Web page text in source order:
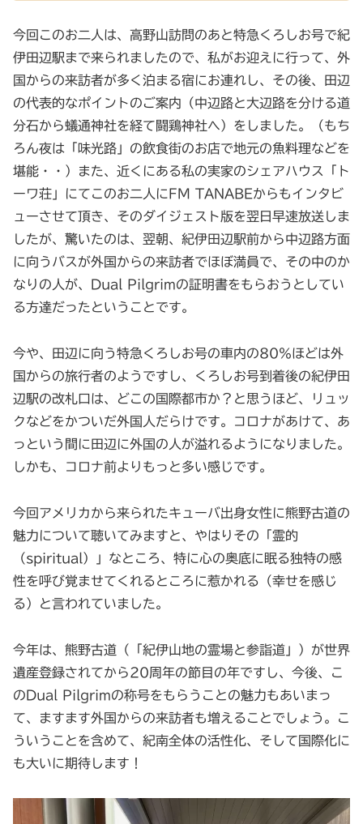
今回このお二人は、高野山訪問のあと特急くろしお号で紀
伊田辺駅まで来られましたので、私がお迎えに行って、外
国からの来訪者が多く泊まる宿にお連れし、その後、田辺
の代表的なポイントのご案内（中辺路と大辺路を分ける道
分石から蟻通神社を経て闘鶏神社へ）をしました。（もち
ろん夜は「味光路」の飲食街のお店で地元の魚料理などを
堪能・・）また、近くにある私の実家のシェアハウス「ト
ーワ荘」にてこのお二人にFM TANABEからもインタビ
ューさせて頂き、そのダイジェスト版を翌日早速放送しま
したが、驚いたのは、翌朝、紀伊田辺駅前から中辺路方面
に向うバスが外国からの来訪者でほぼ満員で、その中のか
なりの人が、Dual Pilgrimの証明書をもらおうとしてい
る方達だったということです。
今や、田辺に向う特急くろしお号の車内の80％ほどは外
国からの旅行者のようですし、くろしお号到着後の紀伊田
辺駅の改札口は、どこの国際都市か？と思うほど、リュッ
クなどをかついだ外国人だらけです。コロナがあけて、あ
っという間に田辺に外国の人が溢れるようになりました。
しかも、コロナ前よりもっと多い感じです。
今回アメリカから来られたキューバ出身女性に熊野古道の
魅力について聴いてみますと、やはりその「霊的
（spiritual）」なところ、特に心の奥底に眠る独特の感
性を呼び覚ませてくれるところに惹かれる（幸せを感じ
る）と言われていました。
今年は、熊野古道（「紀伊山地の霊場と参詣道」）が世界
遺産登録されてから20周年の節目の年ですし、今後、こ
のDual Pilgrimの称号をもらうことの魅力もあいまっ
て、ますます外国からの来訪者も増えることでしょう。こ
ういうことを含めて、紀南全体の活性化、そして国際化に
も大いに期待します！